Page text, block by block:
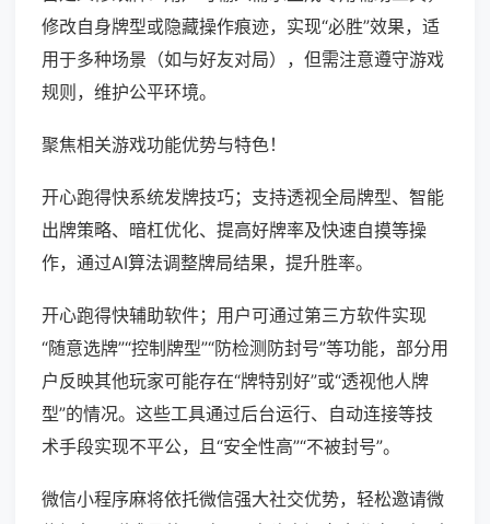
修改自身牌型或隐藏操作痕迹，实现“必胜”效果，适
用于多种场景（如与好友对局），但需注意遵守游戏
规则，维护公平环境。
聚焦相关游戏功能优势与特色！
开心跑得快系统发牌技巧；支持透视全局牌型、智能
出牌策略、暗杠优化、提高好牌率及快速自摸等操
作，通过AI算法调整牌局结果，提升胜率。
开心跑得快辅助软件；用户可通过第三方软件实现
“随意选牌”“控制牌型”“防检测防封号”等功能，部分用
户反映其他玩家可能存在“牌特别好”或“透视他人牌
型”的情况。这些工具通过后台运行、自动连接等技
术手段实现不平公，且“安全性高”“不被封号”。
微信小程序麻将依托微信强大社交优势，轻松邀请微